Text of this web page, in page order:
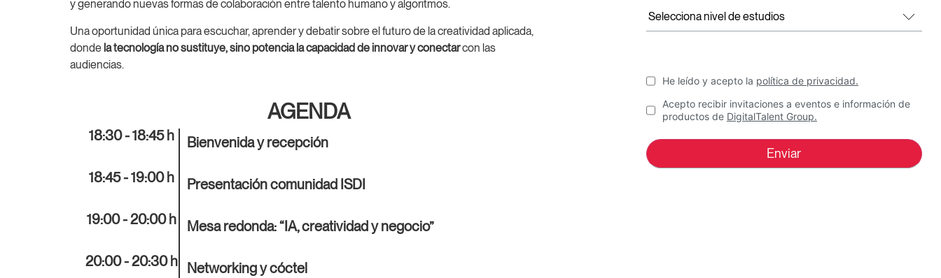
y generando nuevas formas de colaboración entre talento humano y algoritmos.
Una oportunidad única para escuchar, aprender y debatir sobre el futuro de la creatividad aplicada,
donde la tecnología no sustituye, sino potencia la capacidad de innovar y conectarcon las
audiencias.
AGENDA
18:30 - 18:45 h Bienvenida y recepción
18:45 - 19:00 h Presentación comunidad ISDI
19:00 - 20:00 h Mesa redonda: “IA, creatividad y negocio”
20:00 - 20:30 h Networking y cóctel
He leído y acepto la política de privacidad.
Acepto recibir invitaciones a eventos e información de
productos de DigitalTalent Group.